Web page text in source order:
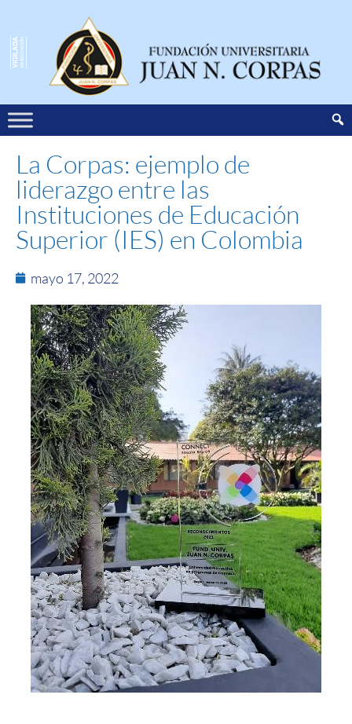
La Corpas: ejemplo de
liderazgo entre las
Instituciones de Educación
Superior (IES) en Colombia
mayo 17, 2022